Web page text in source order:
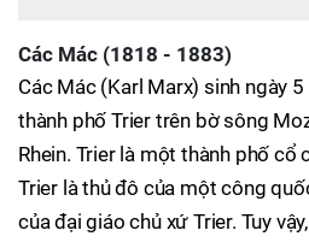
Các Mác (1818 - 1883)
Các Mác (Karl Marx) sinh ngày
thành phố Trier trên bờ sông
Rhein. Trier là một thành phố cổ
Trier là thủ đô của một công
của đại giáo chủ xứ Trier. Tuy